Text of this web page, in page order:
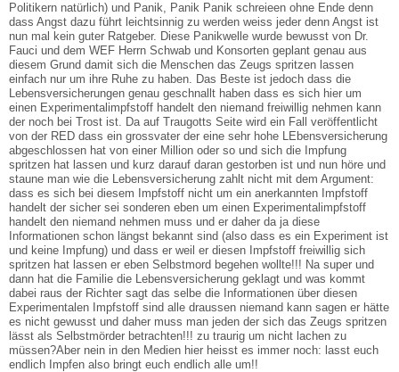
Politikern natürlich) und Panik, Panik Panik schreieen ohne Ende denn
dass Angst dazu führt leichtsinnig zu werden weiss jeder denn Angst ist
nun mal kein guter Ratgeber. Diese Panikwelle wurde bewusst von Dr.
Fauci und dem WEF Herrn Schwab und Konsorten geplant genau aus
diesem Grund damit sich die Menschen das Zeugs spritzen lassen
einfach nur um ihre Ruhe zu haben. Das Beste ist jedoch dass die
Lebensversicherungen genau geschnallt haben dass es sich hier um
einen Experimentalimpfstoff handelt den niemand freiwillig nehmen kann
der noch bei Trost ist. Da auf Traugotts Seite wird ein Fall veröffentlicht
von der RED dass ein grossvater der eine sehr hohe LEbensversicherung
abgeschlossen hat von einer Million oder so und sich die Impfung
spritzen hat lassen und kurz darauf daran gestorben ist und nun höre und
staune man wie die Lebensversicherung zahlt nicht mit dem Argument:
dass es sich bei diesem Impfstoff nicht um ein anerkannten Impfstoff
handelt der sicher sei sonderen eben um einen Experimentalimpfstoff
handelt den niemand nehmen muss und er daher da ja diese
Informationen schon längst bekannt sind (also dass es ein Experiment ist
und keine Impfung) und dass er weil er diesen Impfstoff freiwillig sich
spritzen hat lassen er eben Selbstmord begehen wollte!!! Na super und
dann hat die Familie die Lebensversicherung geklagt und was kommt
dabei raus der Richter sagt das selbe die Informationen über diesen
Experimentalen Impfstoff sind alle draussen niemand kann sagen er hätte
es nicht gewusst und daher muss man jeden der sich das Zeugs spritzen
lässt als Selbstmörder betrachten!!! zu traurig um nicht lachen zu
müssen?Aber nein in den Medien hier heisst es immer noch: lasst euch
endlich Impfen also bringt euch endlich alle um!!